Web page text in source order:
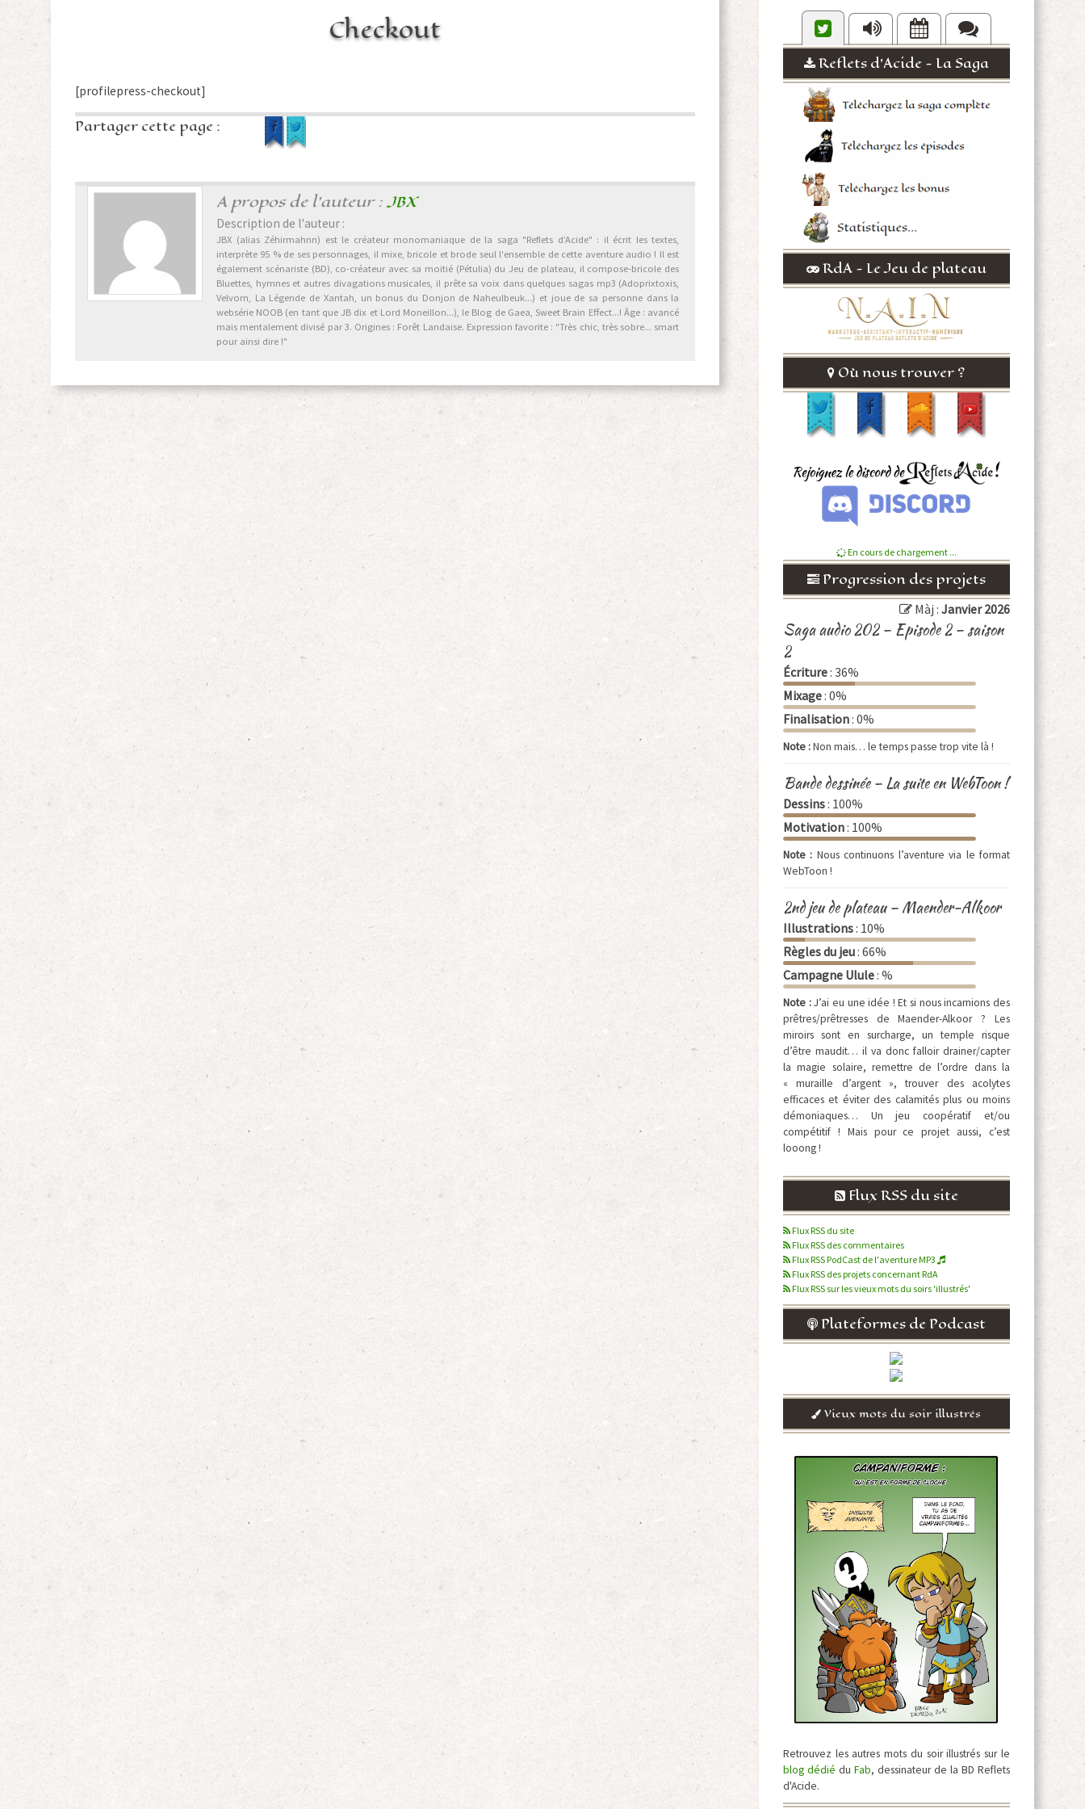
Checkout
[profilepress-checkout]
Partager cette page :
A propos de l'auteur :JBX
Description de l'auteur :
JBX (alias Zéhirmahnn) est le créateur monomaniaque de la saga "Reflets d’Acide" : il écrit les textes,
interprète 95 % de ses personnages, il mixe, bricole et brode seul l'ensemble de cette aventure audio ! Il est
également scénariste (BD), co-créateur avec sa moitié (Pétulia) du Jeu de plateau, il compose-bricole des
Bluettes, hymnes et autres divagations musicales, il prête sa voix dans quelques sagas mp3 (Adoprixtoxis,
Velvorn, La Légende de Xantah, un bonus du Donjon de Naheulbeuk...) et joue de sa personne dans la
websérie NOOB (en tant que JB dix et Lord Moneillon...), le Blog de Gaea, Sweet Brain Effect...! Âge : avancé
mais mentalement divisé par 3. Origines : Forêt Landaise. Expression favorite : "Très chic, très sobre... smart
pour ainsi dire !"
Reflets d'Acide - La Saga
RdA - Le Jeu de plateau
Où nous trouver ?
En cours de chargement ...
Progression des projets
Màj : Janvier 2026
Saga audio 202 – Episode 2 – saison
2
Écriture: 36%
Mixage: 0%
Finalisation: 0%
Note :Non mais… le temps passe trop vite là !
Bande dessinée – La suite en WebToon !
Dessins: 100%
Motivation: 100%
Note : Nous continuons l’aventure via le format
WebToon !
2nd jeu de plateau – Maender-Alkoor
Illustrations: 10%
Règles du jeu: 66%
Campagne Ulule: %
Note :J’ai eu une idée ! Et si nous incarnions des
prêtres/prêtresses de Maender-Alkoor ? Les
miroirs sont en surcharge, un temple risque
d’être maudit… il va donc falloir drainer/capter
la magie solaire, remettre de l’ordre dans la
« muraille d’argent », trouver des acolytes
efficaces et éviter des calamités plus ou moins
démoniaques… Un jeu coopératif et/ou
compétitif ! Mais pour ce projet aussi, c’est
looong !
Flux RSS du site
Flux RSS du site
Flux RSS des commentaires
Flux RSS PodCast de l'aventure MP3
Flux RSS des projets concernant RdA
Flux RSS sur les vieux mots du soirs 'illustrés'
Plateformes de Podcast
Vieux mots du soir illustrés
Retrouvez les autres mots du soir illustrés sur le
blog dédié du Fab, dessinateur de la BD Reflets
d'Acide.